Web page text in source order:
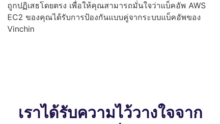
ถูกปฏิเสธโดยตรง เพื่อให้คุณสามารถมั่นใจว่าแบ็คอัพ AWS
EC2 ของคุณได้รับการป้องกันแบบคู่จากระบบแบ็คอัพของ
Vinchin
เราได้รับความไว้วางใจจาก